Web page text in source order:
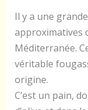
Il y a une
approximatives
Méditerranée.
véritable
origine.
C’est un pain,